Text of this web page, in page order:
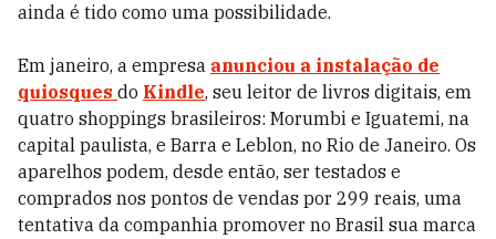
ainda é tido como uma possibilidade.
Em janeiro, a empresa anunciou a instalação de
quiosques do Kindle, seu leitor de livros digitais, em
quatro shoppings brasileiros: Morumbi e Iguatemi, na
capital paulista, e Barra e Leblon, no Rio de Janeiro. Os
aparelhos podem, desde então, ser testados e
comprados nos pontos de vendas por 299 reais, uma
tentativa da companhia promover no Brasil sua marca